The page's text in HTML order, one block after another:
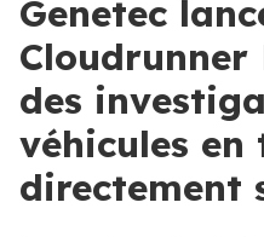
Genetec
des
véhicules en
directement